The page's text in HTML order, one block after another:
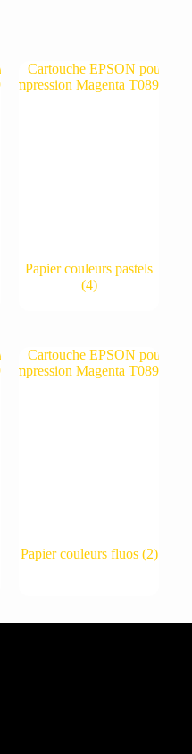
Papier couleurs pastels
(4)
Papier couleurs fluos (2)